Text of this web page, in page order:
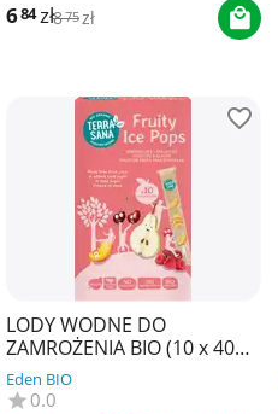
684zł875zł
LODY WODNE DO
ZAMROŻENIA BIO (10 x 40
ml) 400 ml - TERRASANA
Eden BIO
0.0